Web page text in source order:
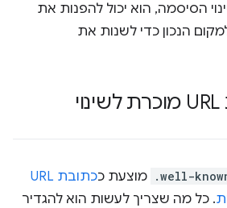
הסיסמה, הוא יכול להפנות את
הנכון כדי לשנות את
הגדרת 'כתובת URL מוכרת לשינוי
.well- מוצעת כ
כתובת URL
. כל מה שצריך לעשות הוא להגדיר